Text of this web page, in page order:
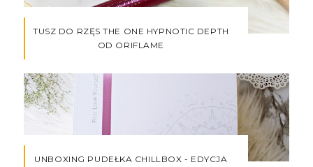
TUSZ DO RZĘS THE ONE HYPNOTIC DEPTH
OD ORIFLAME
UNBOXING PUDEŁKA CHILLBOX - EDYCJA